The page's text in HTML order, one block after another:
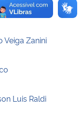
Zanini
Luis Raldi